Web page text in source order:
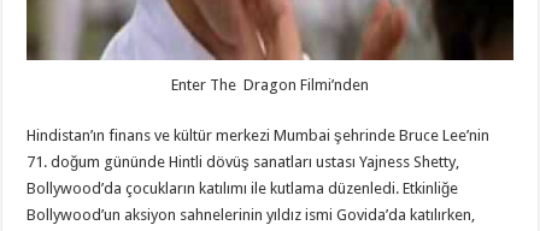
Enter The Dragon Filmi’nden
Hindistan’ın finans ve kültür merkezi Mumbai şehrinde Bruce Lee’nin
71. doğum gününde Hintli dövüş sanatları ustası Yajness Shetty,
Bollywood’da çocukların katılımı ile kutlama düzenledi. Etkinliğe
Bollywood’un aksiyon sahnelerinin yıldız ismi Govida’da katılırken,